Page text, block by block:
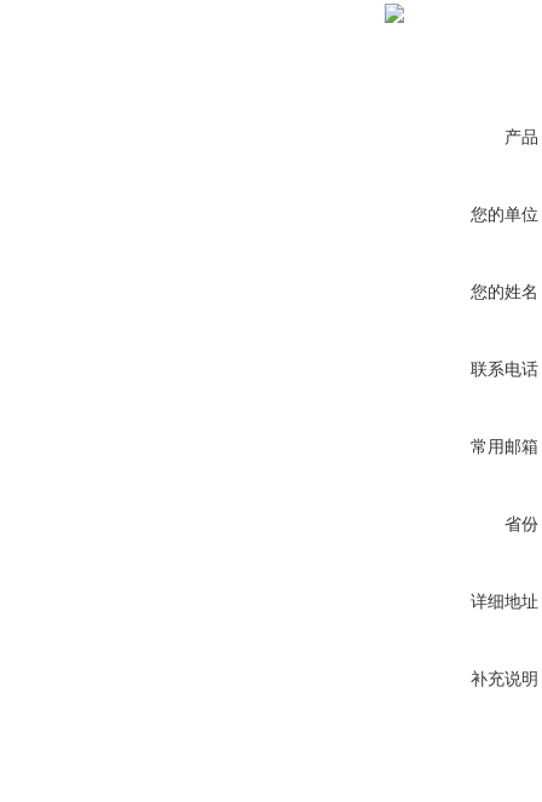
产品
您的单位
您的姓名
联系电话
常用邮箱
省份
详细地址
补充说明